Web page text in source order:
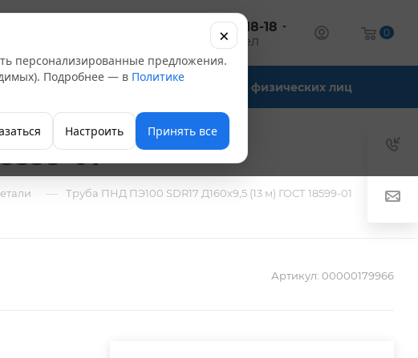
+7 (347) 246-18-18
оптовый отдел
0
Офис-склады Для физических лиц
01
— Труба ПНД ПЭ100 SDR17 Д160х9,5 (13 м) ГОСТ 18599-01
Артикул: 00000179966
персонализированные предложения.
Подробнее — в Политике
Настроить Принять все
×